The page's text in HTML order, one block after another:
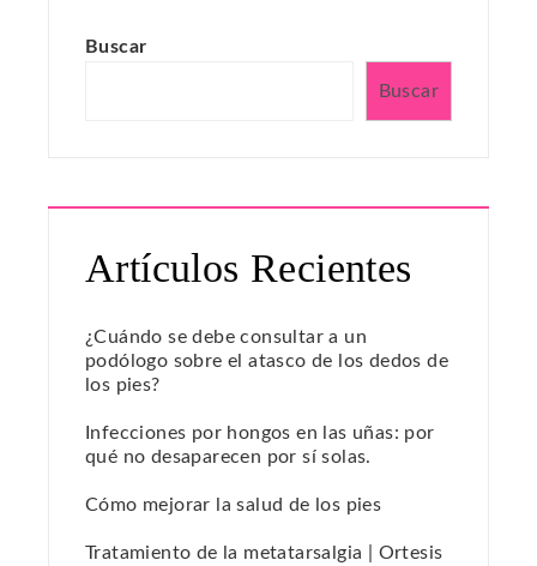
Buscar
Buscar
Artículos Recientes
¿Cuándo se debe consultar a un
podólogo sobre el atasco de los dedos de
los pies?
Infecciones por hongos en las uñas: por
qué no desaparecen por sí solas.
Cómo mejorar la salud de los pies
Tratamiento de la metatarsalgia | Ortesis